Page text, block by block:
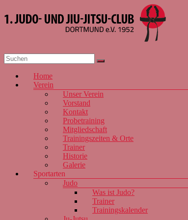
Inhalt
springen
1. JJJC
e.V. 1952
Menü
Home
Verein
Unser Verein
Vorstand
Kontakt
Probetraining
Mitgliedschaft
Trainingszeiten & Orte
Trainer
Historie
Galerie
Sportarten
Judo
Was ist Judo?
Trainer
Trainingskalender